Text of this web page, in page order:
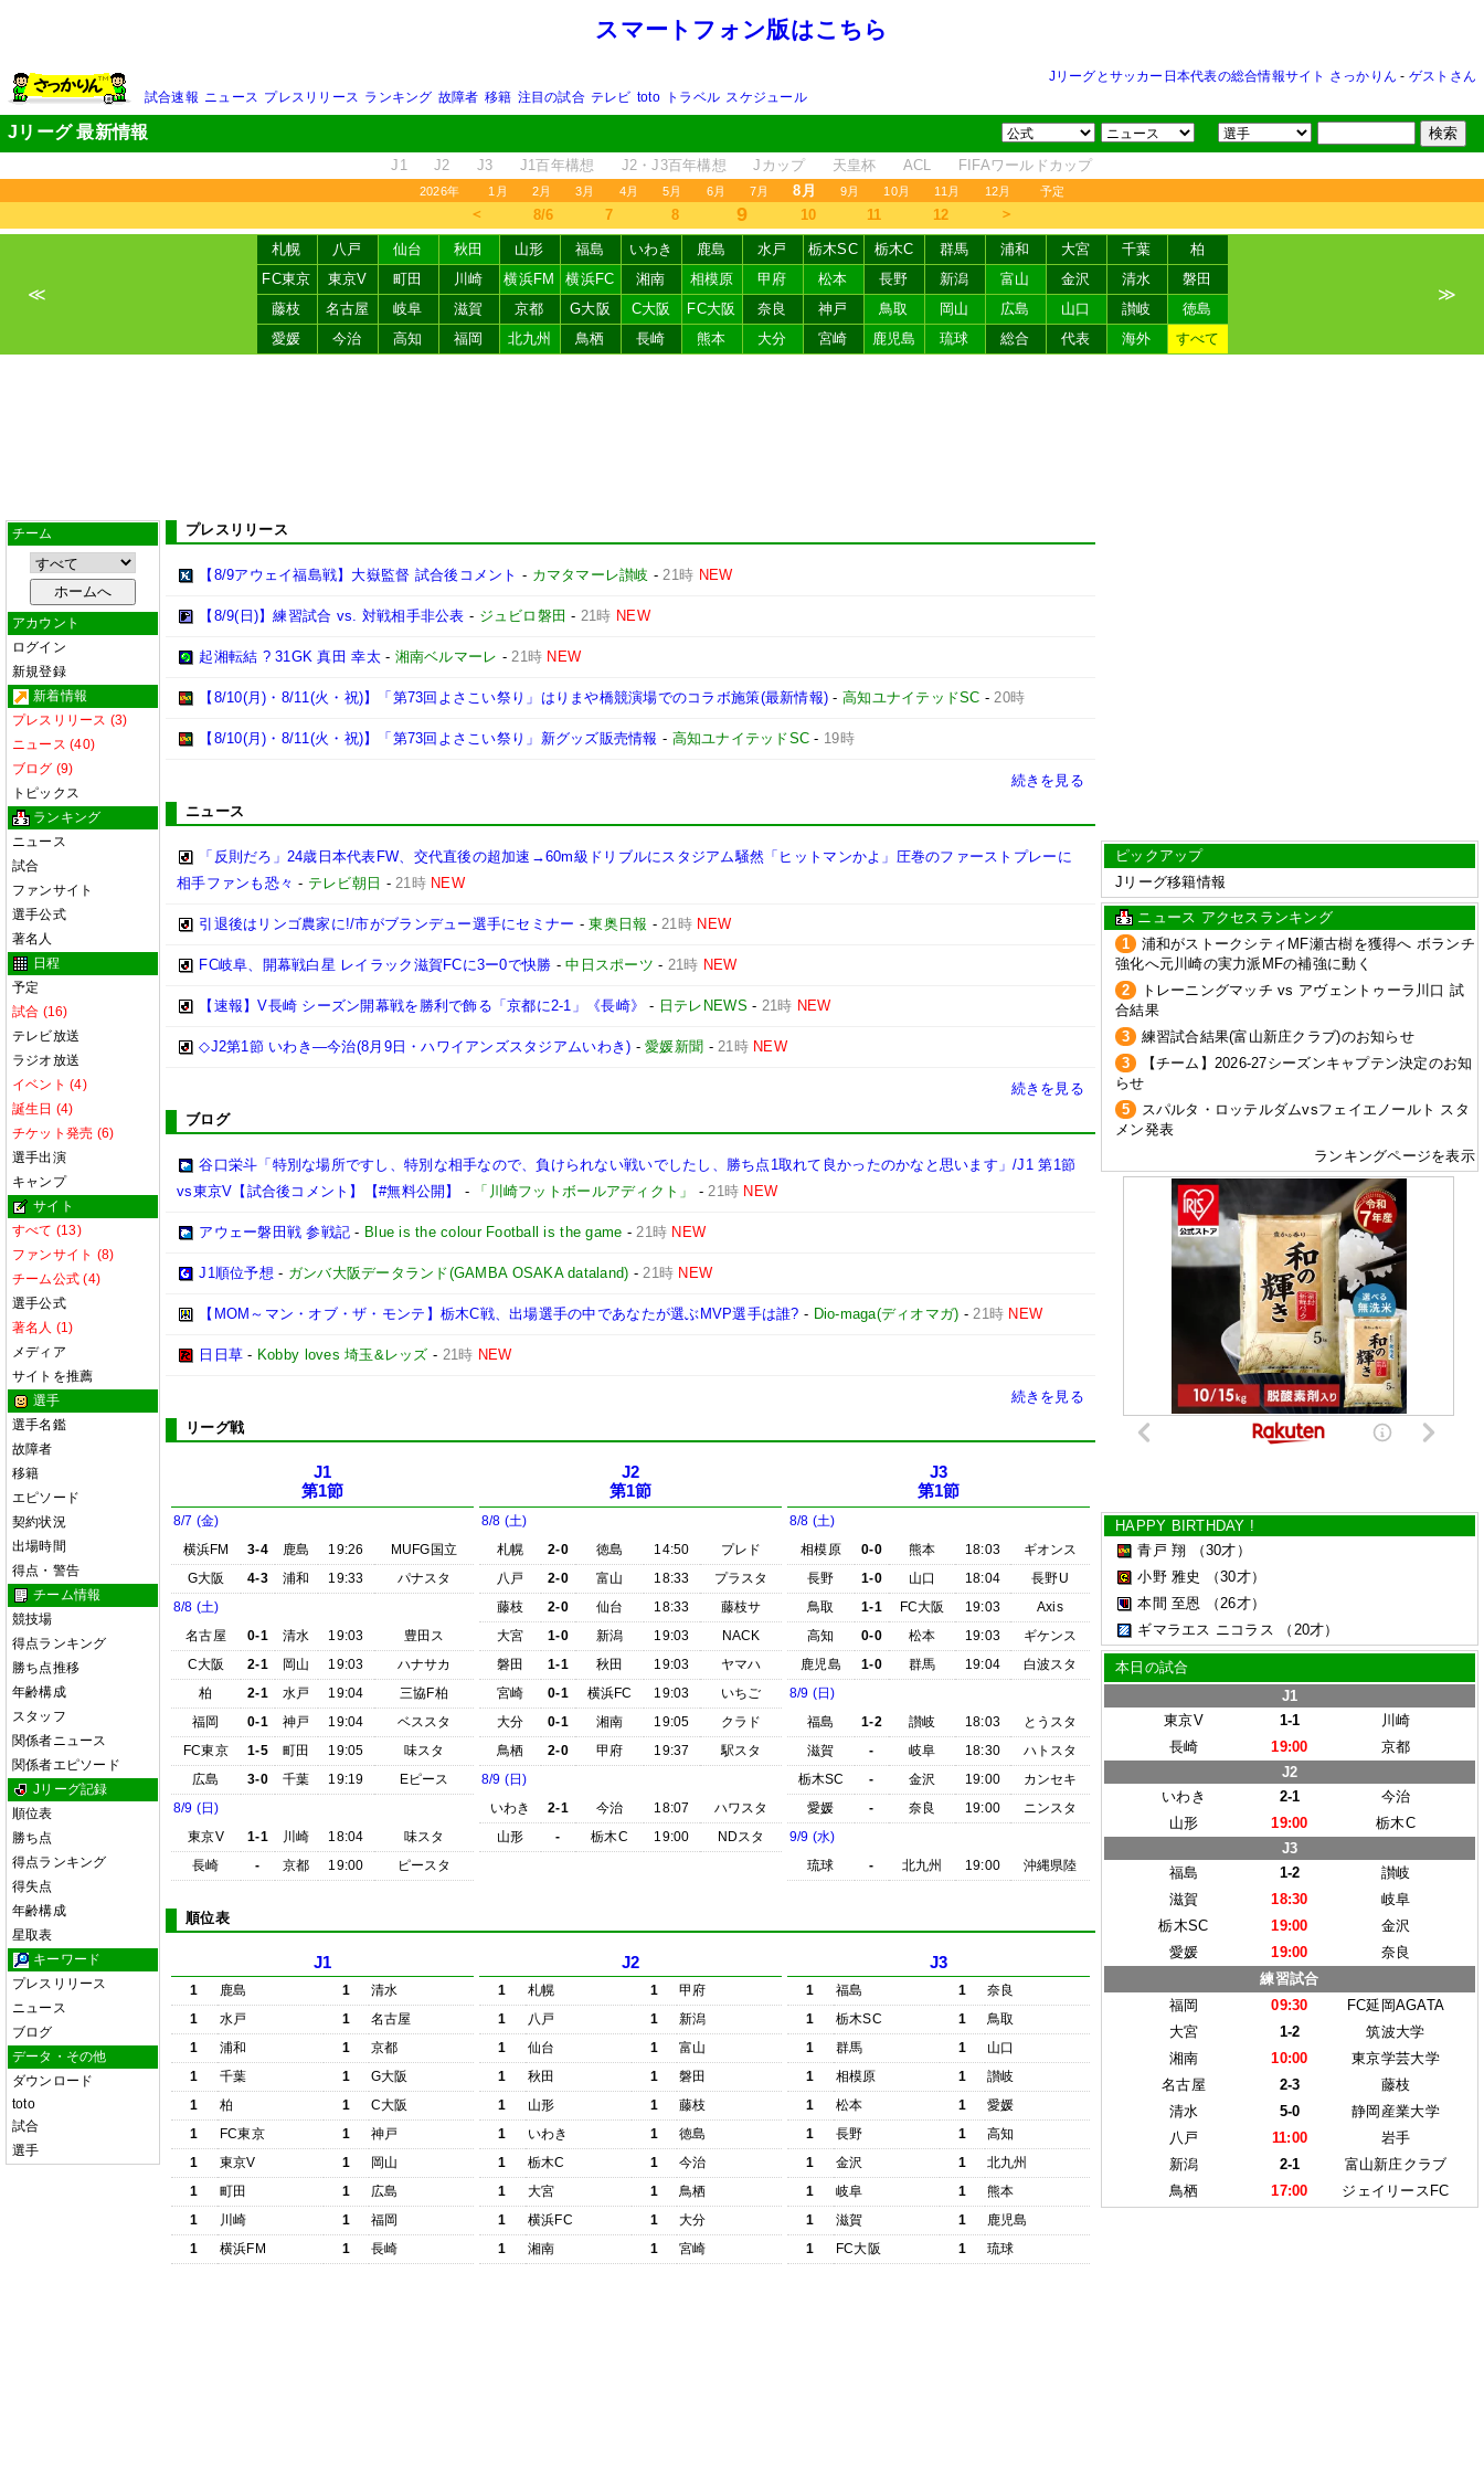
スマートフォン版はこちら
Jリーグとサッカー日本代表の総合情報サイト さっかりん - ゲストさん
試合速報 ニュース プレスリリース ランキング 故障者 移籍 注目の試合 テレビ toto トラベル スケジュール
Jリーグ 最新情報
J1 J2 J3 J1百年構想 J2・J3百年構想 Jカップ 天皇杯 ACL FIFAワールドカップ
2026年 1月 2月 3月 4月 5月 6月 7月 8月 9月 10月 11月 12月 予定
＜ 8/6 7 8 9 10 11 12 ＞
≪
札幌 八戸 仙台 秋田 山形 福島 いわき 鹿島 水戸 栃木SC 栃木C 群馬 浦和 大宮 千葉
柏
FC東京
東京V 町田 川崎 横浜FM 横浜FC 湘南 相模原 甲府 松本 長野 新潟 富山 金沢 清水
磐田
藤枝
名古屋 岐阜 滋賀 京都 G大阪 C大阪 FC大阪 奈良 神戸 鳥取 岡山 広島 山口 讃岐
徳島
愛媛
今治 高知 福岡 北九州 鳥栖 長崎 熊本 大分 宮崎 鹿児島 琉球 総合 代表 海外 すべて
≫
チーム
アカウント
ログイン
新規登録
新着情報
プレスリリース (3)
ニュース (40)
ブログ (9)
トピックス
ランキング
ニュース
試合
ファンサイト
選手公式
著名人
日程
予定
試合 (16)
テレビ放送
ラジオ放送
イベント (4)
誕生日 (4)
チケット発売 (6)
選手出演
キャンプ
サイト
すべて (13)
ファンサイト (8)
チーム公式 (4)
選手公式
著名人 (1)
メディア
サイトを推薦
選手
選手名鑑
故障者
移籍
エピソード
契約状況
出場時間
得点・警告
チーム情報
競技場
得点ランキング
勝ち点推移
年齢構成
スタッフ
関係者ニュース
関係者エピソード
Jリーグ記録
順位表
勝ち点
得点ランキング
得失点
年齢構成
星取表
キーワード
プレスリリース
ニュース
ブログ
データ・その他
ダウンロード
toto
試合
選手
プレスリリース
【8/9アウェイ福島戦】大嶽監督 試合後コメント - カマタマーレ讃岐 -21時 NEW
【8/9(日)】練習試合 vs. 対戦相手非公表 - ジュビロ磐田 - 21時 NEW
起湘転結 ? 31GK 真田 幸太- 湘南ベルマーレ -21時 NEW
【8/10(月)・8/11(火・祝)】「第73回よさこい祭り」はりまや橋競演場でのコラボ施策(最新情報) - 高知ユナイテッドSC -20時
【8/10(月)・8/11(火・祝)】「第73回よさこい祭り」新グッズ販売情報 - 高知ユナイテッドSC - 19時
続きを見る
ニュース
「反則だろ」24歳日本代表FW、交代直後の超加速→60m級ドリブルにスタジアム騒然「ヒットマンかよ」圧巻のファーストプレーに
相手ファンも恐々 - テレビ朝日 -21時 NEW
引退後はリンゴ農家に!/市がブランデュー選手にセミナー -東奥日報 -21時 NEW
FC岐阜、開幕戦白星 レイラック滋賀FCに3ー0で快勝 -中日スポーツ - 21時 NEW
【速報】V長崎 シーズン開幕戦を勝利で飾る「京都に2-1」《長崎》 - 日テレNEWS - 21時 NEW
◇J2第1節 いわき―今治(8月9日・ハワイアンズスタジアムいわき) -愛媛新聞 -21時 NEW
続きを見る
ブログ
谷口栄斗「特別な場所ですし、特別な相手なので、負けられない戦いでしたし、勝ち点1取れて良かったのかなと思います」/J1 第1節
vs東京V【試合後コメント】【#無料公開】
- 「川崎フットボールアディクト」 -21時 NEW
アウェー磐田戦 参戦記 - Blue is the colour Football is the game -21時 NEW
J1順位予想 - ガンバ大阪データランド(GAMBA OSAKA dataland) -21時 NEW
【MOM～マン・オブ・ザ・モンテ】栃木C戦、出場選手の中であなたが選ぶMVP選手は誰? - Dio-maga(ディオマガ) -21時 NEW
日日草 - Kobby loves 埼玉&レッズ - 21時 NEW
続きを見る
リーグ戦
J1
第1節
8/7 (金)
横浜FM
3-4 鹿島 19:26
MUFG国立
G大阪
4-3 浦和 19:33
パナスタ
8/8 (土)
名古屋
0-1 清水 19:03
豊田ス
C大阪
2-1 岡山 19:03
ハナサカ
柏
2-1 水戸 19:04
三協F柏
福岡
0-1 神戸 19:04
ベススタ
FC東京
1-5 町田 19:05
味スタ
広島
3-0 千葉 19:19
Eピース
8/9 (日)
東京V
1-1 川崎 18:04
味スタ
長崎
- 京都 19:00 ピースタ
J2
第1節
8/8 (土)
札幌
2-0 徳島 14:50
プレド
八戸
2-0 富山 18:33
プラスタ
藤枝
2-0 仙台 18:33
藤枝サ
大宮
1-0 新潟 19:03
NACK
磐田
1-1 秋田 19:03
ヤマハ
宮崎
0-1 横浜FC 19:03
いちご
大分
0-1 湘南 19:05
クラド
鳥栖
2-0 甲府 19:37
駅スタ
8/9 (日)
いわき
2-1 今治 18:07
ハワスタ
山形
- 栃木C 19:00 NDスタ
J3
第1節
8/8 (土)
相模原
0-0 熊本 18:03
ギオンス
長野
1-0 山口 18:04
長野U
鳥取
1-1 FC大阪 19:03
Axis
高知
0-0 松本 19:03
ギケンス
鹿児島
1-0 群馬 19:04
白波スタ
8/9 (日)
福島
1-2 讃岐 18:03
とうスタ
滋賀
- 岐阜 18:30
ハトスタ
栃木SC
- 金沢 19:00
カンセキ
愛媛
- 奈良 19:00
ニンスタ
9/9 (水)
琉球
- 北九州 19:00 沖縄県陸
順位表
J1
1 鹿島 1
清水
1
水戸 1
名古屋
1
浦和 1
京都
1
千葉 1
G大阪
1
柏 1
C大阪
1
FC東京 1
神戸
1
東京V 1
岡山
1
町田 1
広島
1
川崎 1
福岡
1
横浜FM 1 長崎
J2
1 札幌 1
甲府
1
八戸 1
新潟
1
仙台 1
富山
1
秋田 1
磐田
1
山形 1
藤枝
1
いわき 1
徳島
1
栃木C 1
今治
1
大宮 1
鳥栖
1
横浜FC 1
大分
1
湘南 1 宮崎
J3
1 福島 1
奈良
1
栃木SC 1
鳥取
1
群馬 1
山口
1
相模原 1
讃岐
1
松本 1
愛媛
1
長野 1
高知
1
金沢 1
北九州
1
岐阜 1
熊本
1
滋賀 1
鹿児島
1
FC大阪 1 琉球
ピックアップ
Jリーグ移籍情報
ニュース アクセスランキング
1
浦和がストークシティMF瀬古樹を獲得へ ボランチ
強化へ元川崎の実力派MFの補強に動く
2
トレーニングマッチ vs アヴェントゥーラ川口 試
合結果
3
練習試合結果(富山新庄クラブ)のお知らせ
3
【チーム】2026-27シーズンキャプテン決定のお知
らせ
5
スパルタ・ロッテルダムvsフェイエノールト スタ
メン発表
ランキングページを表示
HAPPY BIRTHDAY !
青戸 翔
（30才）
小野 雅史
（30才）
本間 至恩
（26才）
ギマラエス ニコラス
（20才）
本日の試合
J1
東京V
1-1
川崎
長崎
19:00
京都
J2
いわき
2-1
今治
山形
19:00
栃木C
J3
福島
1-2
讃岐
滋賀
18:30
岐阜
栃木SC
19:00
金沢
愛媛
19:00
奈良
練習試合
福岡
09:30
FC延岡AGATA
大宮
1-2
筑波大学
湘南
10:00
東京学芸大学
名古屋
2-3
藤枝
清水
5-0
静岡産業大学
八戸
11:00
岩手
新潟
2-1
富山新庄クラブ
鳥栖
17:00 ジェイリースFC